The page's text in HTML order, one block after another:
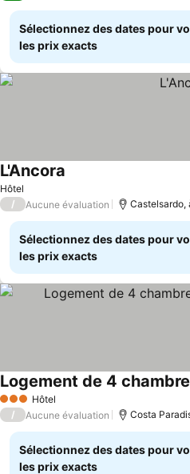
Sélectionnez des dates pour
les prix exacts
Hôtel
L'Ancora
/ Aucune évaluation Castelsardo,
Sélectionnez des dates pour
les prix exacts
3 ÉtoilesHôtel
/ Aucune évaluation Costa
Sélectionnez des dates pour
les prix exacts